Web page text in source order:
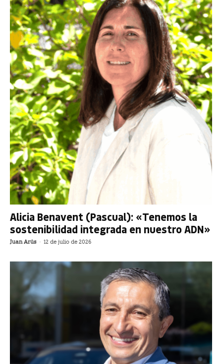
Alicia Benavent (Pascual): «Tenemos la
sostenibilidad integrada en nuestro ADN»
Juan Arús - 12 de julio de 2026